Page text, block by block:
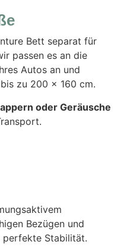
Bett separat für
passen es an die
Autos an und
zu 200 x 160 cm.
oder Geräusche
Bezügen und
Stabilität.